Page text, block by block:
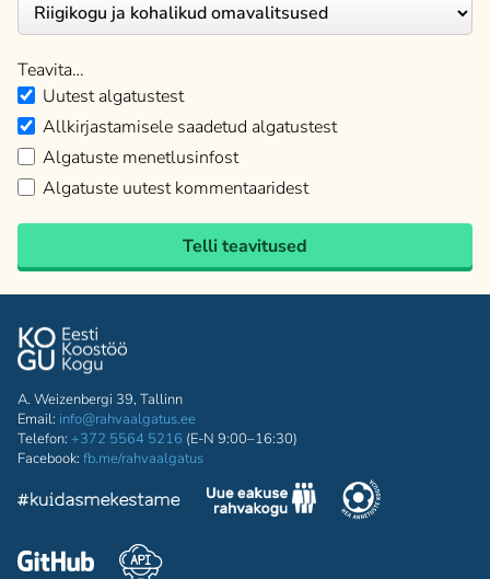
Teavita…
Uutest algatustest
Allkirjastamisele saadetud algatustest
Algatuste menetlusinfost
Algatuste uutest kommentaaridest
Telli teavitused
A. Weizenbergi 39, Tallinn
Email: info@rahvaalgatus.ee
Telefon: +372 5564 5216 (E-N 9:00–16:30)
Facebook: fb.me/rahvaalgatus